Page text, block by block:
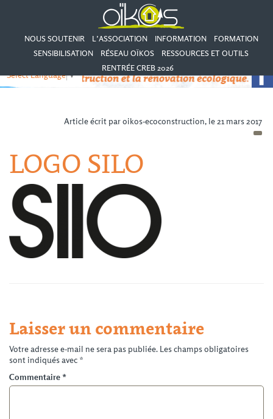
NOUS SOUTENIR L’ASSOCIATION INFORMATION
FORMATION
SENSIBILISATION
RÉSEAU OÏKOS
RESSOURCES ET OUTILS
RENTRÉE CREB 2026
Select Language▼
Article écrit par oikos-ecoconstruction, le 21 mars 2017
LOGO SILO
Laisser un commentaire
Votre adresse e-mail ne sera pas publiée. Les champs obligatoires
sont indiqués avec *
Commentaire *